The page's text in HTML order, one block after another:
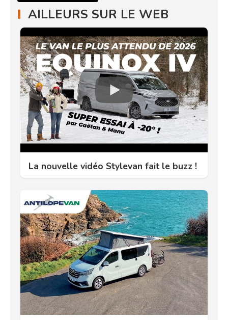
AILLEURS SUR LE WEB
La nouvelle vidéo Stylevan fait le buzz !